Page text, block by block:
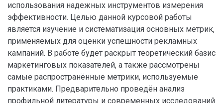
использования надежных инструментов измерения
эффективности. Целью данной курсовой работы
является изучение и систематизация основных метрик,
применяемых для оценки успешности рекламных
кампаний. В работе будет раскрыт теоретический базис
маркетинговых показателей, а также рассмотрены
самые распространённые метрики, используемые
практиками. Предварительно проведён анализ
профильной литературы и современных исследований